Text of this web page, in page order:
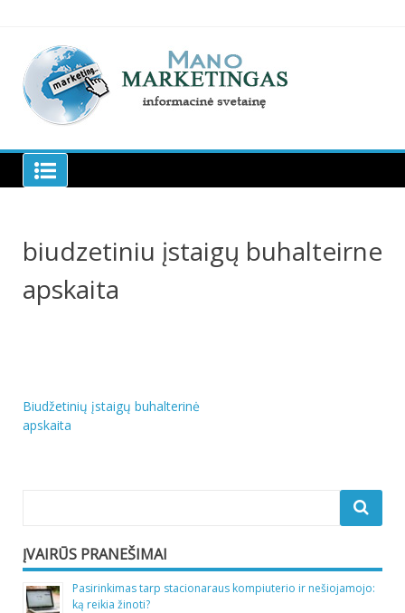
content
Manomarketingas.lt
biudzetiniu įstaigų buhalteirne
apskaita
Navigacija
tarp
Biudžetinių įstaigų buhalterinė
apskaita
ĮVAIRŪS PRANEŠIMAI
Pasirinkimas tarp stacionaraus kompiuterio ir nešiojamojo:
ką reikia žinoti?